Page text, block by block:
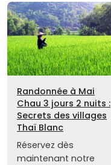
Randonnée à Mai
Chau 3 jours 2 nuits :
Secrets des villages
Thaï Blanc
Réservez dès
maintenant notre